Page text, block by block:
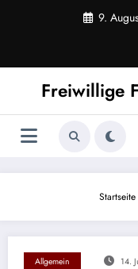
9.
Freiwillige
Startseite
Allgemein 14.